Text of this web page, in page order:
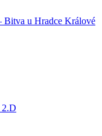
Bitva u Hradce Králové